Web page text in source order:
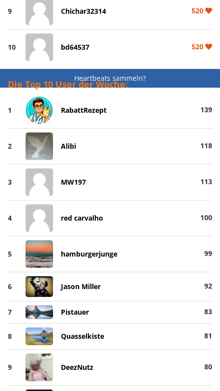
9 Chichar32314 520
10 bd64537 520
Heartbeats sammeln?
Die Top 10 User der Woche:
1 RabattRezept 139
2 Alibi 118
3 MW197 113
4 red carvalho 100
5 hamburgerjunge 99
6 Jason Miller 92
7 Pistauer 83
8 Quasselkiste 81
9 DeezNutz 80